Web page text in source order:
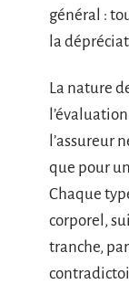
général :
la
La nature
l’assureur
que pour
Chaque
corporel,
tranche,